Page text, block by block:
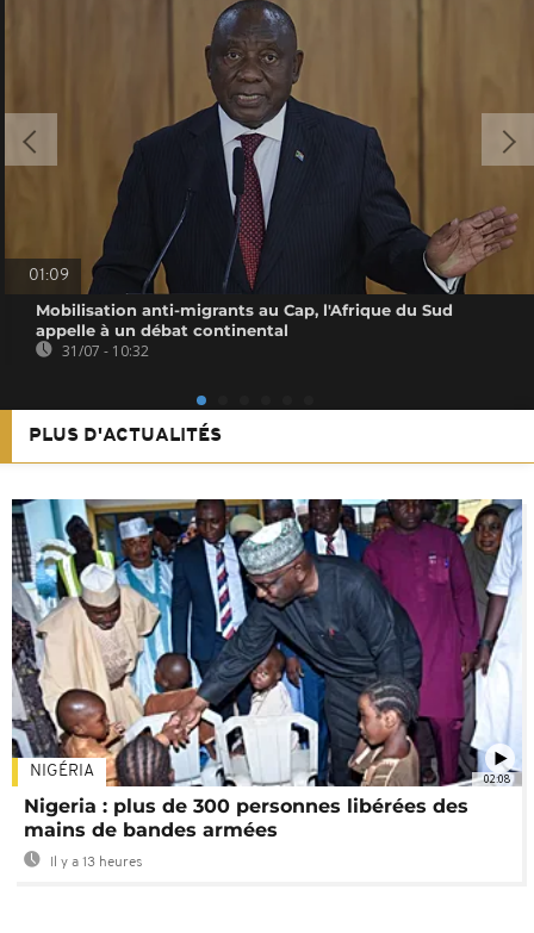
01:09
Mobilisation anti-migrants au Cap, l'Afrique du Sud
appelle à un débat continental
31/07 - 10:32
PLUS D'ACTUALITÉS
02:08
NIGÉRIA
Nigeria : plus de 300 personnes libérées des
mains de bandes armées
Il y a 13 heures